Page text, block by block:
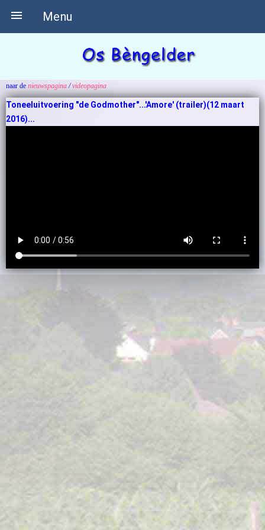
Menu

naar de nieuwspagina/videopagina
Toneeluitvoering "de Godmother"...'Amore' (trailer)(12 maart
2016)...